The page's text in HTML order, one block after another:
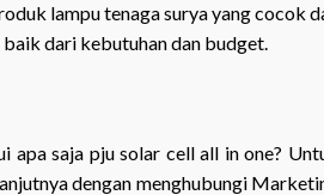
lampu tenaga surya yang cocok
dari kebutuhan dan budget.
apa saja pju solar cell all in one?
dengan menghubungi